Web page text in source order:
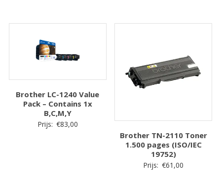
Brother LC-1240 Value
Pack – Contains 1x
B,C,M,Y
Prijs: €83,00
Brother TN-2110 Toner
1.500 pages (ISO/IEC
19752)
Prijs: €61,00